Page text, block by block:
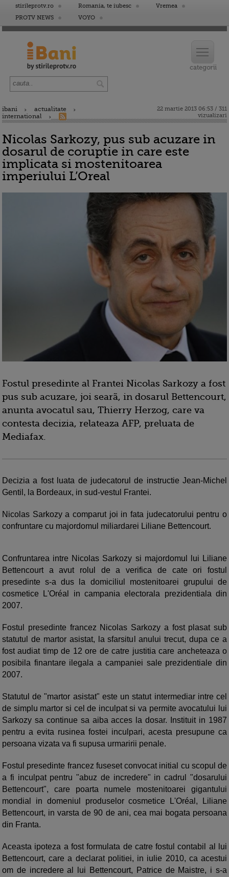
stirileprotv.ro Romania, te iubesc
Vremea
PROTV NEWS
VOYO
ibani
actualitate
international
22 martie 2013 06:53 / 311
vizualizari
Nicolas Sarkozy, pus sub acuzare in
dosarul de coruptie in care este
implicata si mostenitoarea
imperiului L’Oreal
Fostul presedinte al Frantei Nicolas Sarkozy a fost
pus sub acuzare, joi searã, in dosarul Bettencourt,
anunta avocatul sau, Thierry Herzog, care va
contesta decizia, relateaza AFP, preluata de
Mediafax.
Decizia a fost luata de judecatorul de instructie Jean-Michel
Gentil, la Bordeaux, in sud-vestul Frantei.
Nicolas Sarkozy a comparut joi in fata judecatorului pentru o
confruntare cu majordomul miliardarei Liliane Bettencourt.
Confruntarea intre Nicolas Sarkozy si majordomul lui Liliane
Bettencourt a avut rolul de a verifica de cate ori fostul
presedinte s-a dus la domiciliul mostenitoarei grupului de
cosmetice L'Oréal in campania electorala prezidentiala din
2007.
Fostul presedinte francez Nicolas Sarkozy a fost plasat sub
statutul de martor asistat, la sfarsitul anului trecut, dupa ce a
fost audiat timp de 12 ore de catre justitia care ancheteaza o
posibila finantare ilegala a campaniei sale prezidentiale din
2007.
Statutul de "martor asistat" este un statut intermediar intre cel
de simplu martor si cel de inculpat si va permite avocatului lui
Sarkozy sa continue sa aiba acces la dosar. Instituit in 1987
pentru a evita rusinea fostei inculpari, acesta presupune ca
persoana vizata va fi supusa urmaririi penale.
Fostul presedinte francez fuseset convocat initial cu scopul de
a fi inculpat pentru "abuz de incredere" in cadrul "dosarului
Bettencourt", care poarta numele mostenitoarei gigantului
mondial in domeniul produselor cosmetice L'Oréal, Liliane
Bettencourt, in varsta de 90 de ani, cea mai bogata persoana
din Franta.
Aceasta ipoteza a fost formulata de catre fostul contabil al lui
Bettencourt, care a declarat politiei, in iulie 2010, ca acestui
om de incredere al lui Bettencourt, Patrice de Maistre, i s-a